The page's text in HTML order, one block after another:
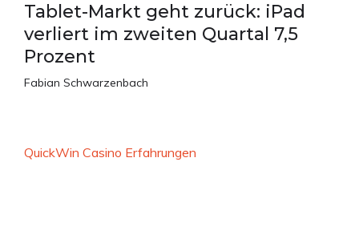
Tablet-Markt geht zurück: iPad
verliert im zweiten Quartal 7,5
Prozent
Fabian Schwarzenbach
QuickWin Casino Erfahrungen